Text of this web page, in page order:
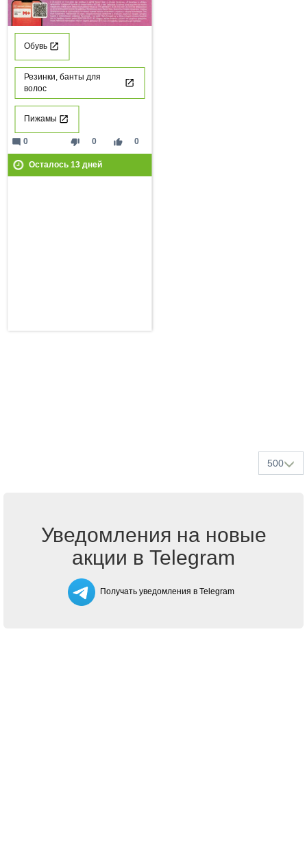
Обувь
Резинки, банты для
волос
Пижамы
thumb_down 0 thumb_up 0
mode_comment 0
Осталось 13дней
500
Уведомления на новые
акции в Telegram
Получать уведомления в Telegram